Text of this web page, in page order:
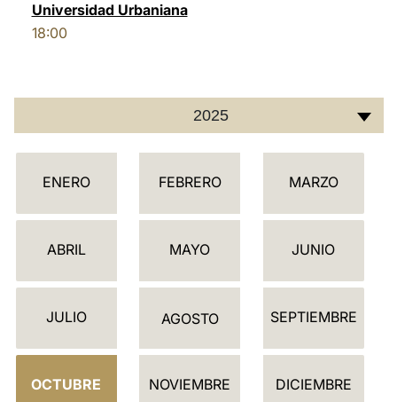
Universidad Urbaniana
18:00
2025
C
L
D
R
ENERO FEBRERO MARZO
ABRIL MAYO JUNIO
JULIO AGOSTO SEPTIEMBRE
OCTUBRE NOVIEMBRE DICIEMBRE